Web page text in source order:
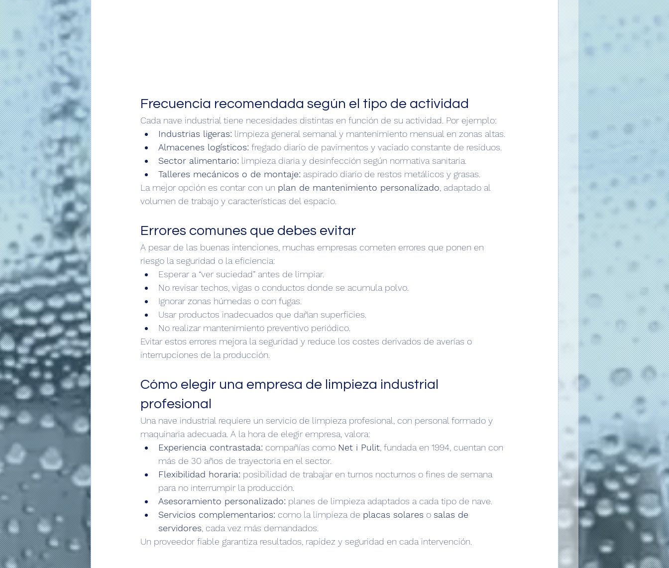
Frecuencia recomendada según el tipo de actividad
Cada nave industrial tiene necesidades distintas en función de su actividad. Por ejemplo:
Industrias ligeras: limpieza general semanal y mantenimiento mensual en zonas altas.
Almacenes logísticos: fregado diario de pavimentos y vaciado constante de residuos.
Sector alimentario: limpieza diaria y desinfección según normativa sanitaria.
Talleres mecánicos o de montaje: aspirado diario de restos metálicos y grasas.
La mejor opción es contar con un plan de mantenimiento personalizado , adaptado al
volumen de trabajo y características del espacio.
Errores comunes que debes evitar
A pesar de las buenas intenciones, muchas empresas cometen errores que ponen en
riesgo la seguridad o la eficiencia:
Esperar a “ver suciedad” antes de limpiar.
No revisar techos, vigas o conductos donde se acumula polvo.
Ignorar zonas húmedas o con fugas.
Usar productos inadecuados que dañan superficies.
No realizar mantenimiento preventivo periódico.
Evitar estos errores mejora la seguridad y reduce los costes derivados de averías o
interrupciones de la producción.
Cómo elegir una empresa de limpieza industrial
profesional
Una nave industrial requiere un servicio de limpieza profesional, con personal formado y
maquinaria adecuada. A la hora de elegir empresa, valora:
Experiencia contrastada: compañías como Net i Pulit , fundada en 1994, cuentan con
más de 30 años de trayectoria en el sector.
Flexibilidad horaria: posibilidad de trabajar en turnos nocturnos o fines de semana
para no interrumpir la producción.
Asesoramiento personalizado: planes de limpieza adaptados a cada tipo de nave.
Servicios complementarios: como la limpieza de placas solares o salas de
servidores , cada vez más demandados.
Un proveedor fiable garantiza resultados, rapidez y seguridad en cada intervención.